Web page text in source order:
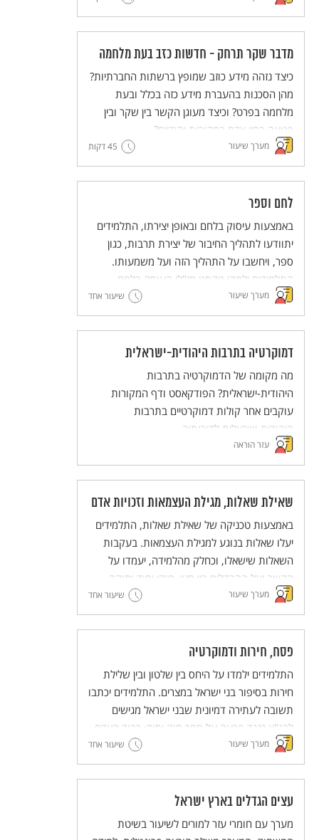
במה הוא מוּעָד ומה אנחנו (האדם) יכולים לעשות
מדבר שקר תרחק - חדשות כזב בעת מלחמה
כיצד נזהה מידע כוזב שמופץ ברשתות החברתיות?
מהן הסכנות בהעברת מידע כזה בכלל ובעת
מלחמה בפרט? וכיצד מעוגן הקשר בין שקר ובין
פגיעה בחיי אדם במקורות יהודיים?
מערך שיעור 45 דקות
לחם וספר
באמצעות עיסוק בלחם ובאופן יצירתו, התלמידים
יתוודעו לתהליך החיבור של יצירת תרבות, כגון
ספר, ויחשבו על התהליך הזה ועל משמעותו.
התלמידים ילמדו טקסט חז"לי העוסק בלחם
ובתהליך הכנתו כדימוי ויְפתחו את היכולת לעסוק
בדימויים. מתוך כך יעשירו התלמידים את הבנתם
לגבי חג השבועות.
מערך שיעור שיעור אחד
דמוקרטיה בתרבות היהודית-ישראלית
מה מקומה של הדמוקרטיה בתרבות
היהודית-ישראלית? הפודקאסט ודף המקורות
עוקבים אחר קולות דמוקרטיים בתרבות
היהודית-ישראלית לדורותיה.
עזר הוראה
שאילת שאלות, מגילת העצמאות וזכויות אדם
באמצעות טכניקה של שאילת שאלות, התלמידים
יעלו שאלות בנוגע למגילת העצמאות. בעקבות
השאלות שישאלו, וכחלק מהלמידה, יעמדו על
הקשר ועל ההבדלים בין חזון, חוקי יסוד וחוקה.
אלה יובילו לחשיבה משותפת על כינון חברת
מופת.
מערך שיעור שיעור אחד
פסח, חירות ודמוקרטיה
התלמידים ילמדו על היחס בין שלטון ובין שלילת
חירות בסיפור בני ישראל במצרים. התלמידים יכתבו
תשובה לעתירה דמיונית שבני ישראל מגישים
לבג"ץ כנגד פרעה על סמך חוק יסוד: כבוד האדם
וחירותו.
המערך כולל עבודה במליאה, עבודה בקבוצות
וסיכום במליאה.
מערך שיעור שיעור אחד
עצים הגדלים בארץ ישראל
מערך עם חומרי עזר למורים לשיעור בשיטת